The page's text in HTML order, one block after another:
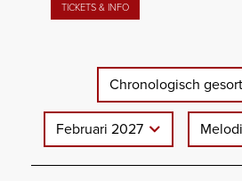
TICKETS & INFO
Chronologisch
Februari 2027